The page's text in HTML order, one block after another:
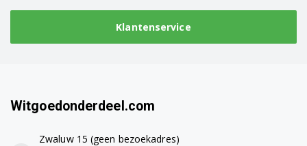
Klantenservice
Witgoedonderdeel.com
Zwaluw 15 (geen bezoekadres)